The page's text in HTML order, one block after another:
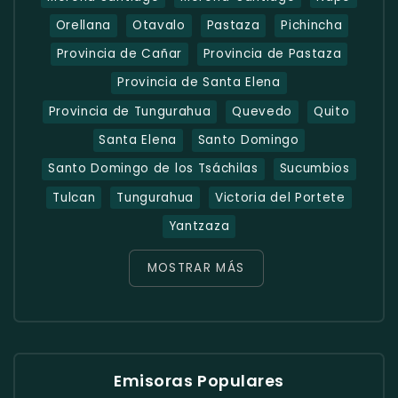
Orellana
Otavalo Pastaza
Pichincha
Provincia de Cañar
Provincia de Pastaza
Provincia de Santa Elena
Provincia de Tungurahua
Quevedo
Quito
Santa Elena
Santo Domingo
Santo Domingo de los Tsáchilas
Sucumbios
Tulcan
Tungurahua
Victoria del Portete
Yantzaza
MOSTRAR MÁS
Emisoras Populares